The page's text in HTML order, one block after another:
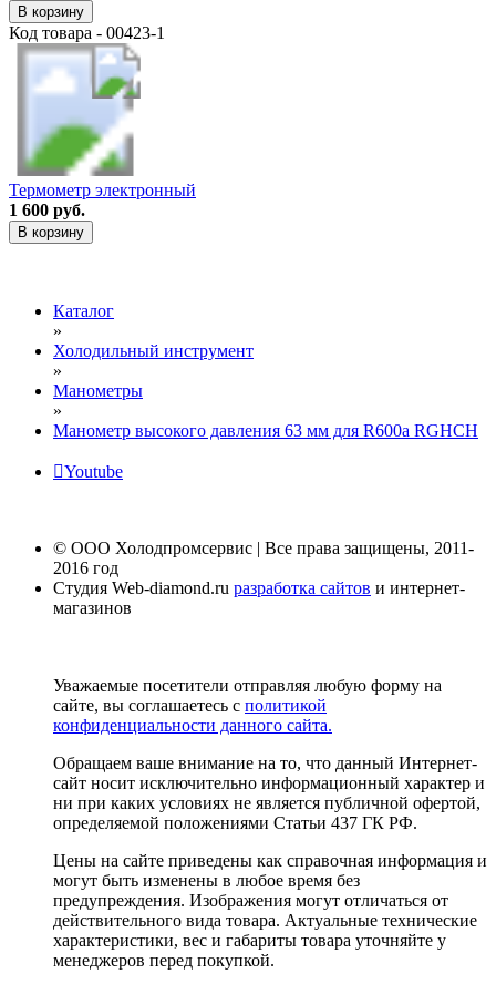
В корзину
Код товара - 00423-1
Термометр электронный
1 600 руб.
В корзину
Каталог
»
Холодильный инструмент
»
Манометры
»
Манометр высокого давления 63 мм для R600a RGHCH
Youtube
© ООО Холодпромсервис | Все права защищены, 2011-
2016 год
Студия Web-diamond.ru разработка сайтов и интернет-
магазинов
Уважаемые посетители отправляя любую форму на
сайте, вы соглашаетесь с политикой
конфиденциальности данного сайта.
Обращаем ваше внимание на то, что данный Интернет-
сайт носит исключительно информационный характер и
ни при каких условиях не является публичной офертой,
определяемой положениями Статьи 437 ГК РФ.
Цены на сайте приведены как справочная информация и
могут быть изменены в любое время без
предупреждения. Изображения могут отличаться от
действительного вида товара. Актуальные технические
характеристики, вес и габариты товара уточняйте у
менеджеров перед покупкой.